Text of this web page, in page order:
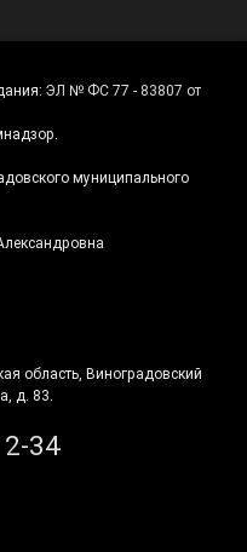
ЭЛ № ФС 77 - 83807 от
муниципального
область, Виноградовский
д. 83.
34